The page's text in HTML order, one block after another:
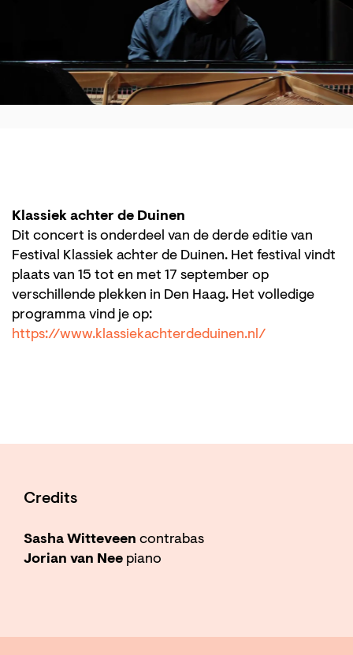
Klassiek achter de Duinen
Dit concert is onderdeel van de derde editie van
Festival Klassiek achter de Duinen. Het festival vindt
plaats van 15 tot en met 17 september op
verschillende plekken in Den Haag. Het volledige
programma vind je op:
https://www.klassiekachterdeduinen.nl/
Credits
Sasha Witteveen contrabas
Jorian van Nee piano